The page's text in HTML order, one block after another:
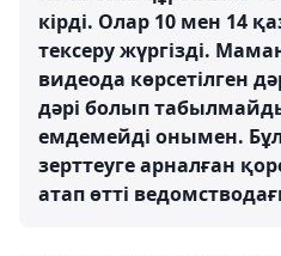
кірді. Олар 10 мен 14
тексеру жүргізді.
видеода көрсетілген
дәрі болып
емдемейді онымен.
зерттеуге арналған
атап өтті